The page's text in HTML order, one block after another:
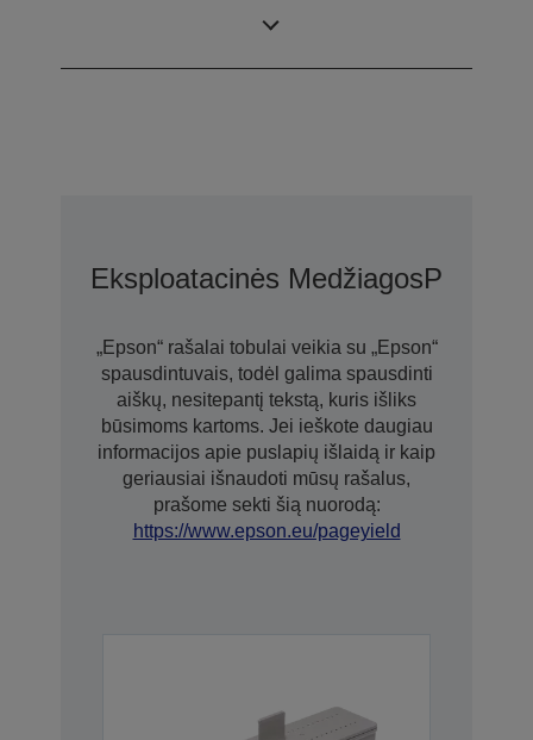
Eksploatacinės Medžiagos
„Epson“ rašalai tobulai veikia su „Epson“
spausdintuvais, todėl galima spausdinti
aiškų, nesitepantį tekstą, kuris išliks
būsimoms kartoms. Jei ieškote daugiau
informacijos apie puslapių išlaidą ir kaip
geriausiai išnaudoti mūsų rašalus,
prašome sekti šią nuorodą:
https://www.epson.eu/pageyield